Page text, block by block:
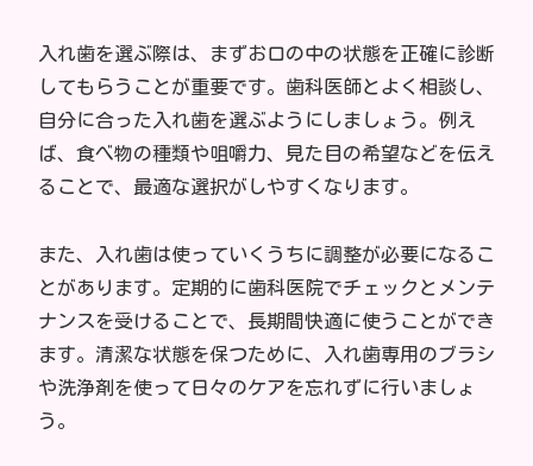
入れ歯を選ぶ際は、まずお口の中の状態を正確に診断
してもらうことが重要です。歯科医師とよく相談し、
自分に合った入れ歯を選ぶようにしましょう。例え
ば、食べ物の種類や咀嚼力、見た目の希望などを伝え
ることで、最適な選択がしやすくなります。
また、入れ歯は使っていくうちに調整が必要になるこ
とがあります。定期的に歯科医院でチェックとメンテ
ナンスを受けることで、長期間快適に使うことができ
ます。清潔な状態を保つために、入れ歯専用のブラシ
や洗浄剤を使って日々のケアを忘れずに行いましょ
う。